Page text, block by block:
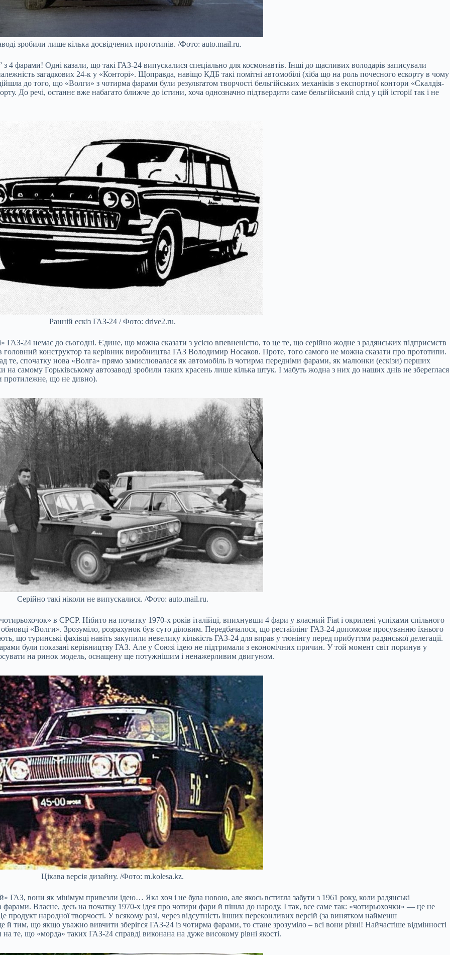
зробили лише кілька досвідчених прототипів. /Фото: auto.mail.ru.
4 фарами! Одні казали, що такі ГАЗ-24 випускалися спеціально для космонавтів. Інші до щасливих володарів записували
загадкових 24-к у «Конторі». Щоправда, навіщо КДБ такі помітні автомобілі (хіба що на роль почесного ескорту в чому
до того, що «Волги» з чотирма фарами були результатом творчості бельгійських механіків з експортної контори «Скалдія-
До речі, останнє вже набагато ближче до істини, хоча однозначно підтвердити саме бельгійський слід у цій історії так і не
Ранній ескіз ГАЗ-24 / Фото: drive2.ru.
ГАЗ-24 немає до сьогодні. Єдине, що можна сказати з усією впевненістю, то це те, що серійно жодне з радянських підприємств
головний конструктор та керівник виробництва ГАЗ Володимир Носаков. Проте, того самого не можна сказати про прототипи.
спочатку нова «Волга» прямо замислювалася як автомобіль із чотирма передніми фарами, як малюнки (ескізи) перших
на самому Горьківському автозаводі зробили таких красень лише кілька штук. І мабуть жодна з них до наших днів не збереглася
протилежне, що не дивно).
Серійно такі ніколи не випускалися. /Фото: auto.mail.ru.
в СРСР. Нібито на початку 1970-х років італійці, впихнувши 4 фари у власний Fiat і окрилені успіхами спільного
«Волги». Зрозуміло, розрахунок був суто діловим. Передбачалося, що рестайлінг ГАЗ-24 допоможе просуванню їхнього
що туринські фахівці навіть закупили невелику кількість ГАЗ-24 для вправ у тюнінгу перед прибуттям радянської делегації.
фарами були показані керівництву ГАЗ. Але у Союзі ідею не підтримали з економічних причин. У той момент світ поринув у
на ринок модель, оснащену ще потужнішим і ненажерливим двигуном.
Цікава версія дизайну. /Фото: m.kolesa.kz.
ГАЗ, вони як мінімум привезли ідею… Яка хоч і не була новою, але якось встигла забути з 1961 року, коли радянські
Власне, десь на початку 1970-х ідея про чотири фари й пішла до народу. І так, все саме так: «чотирьохочки» — це не
продукт народної творчості. У всякому разі, через відсутність інших переконливих версій (за винятком найменш
тим, що якщо уважно вивчити зберігся ГАЗ-24 із чотирма фарами, то стане зрозуміло – всі вони різні! Найчастіше відмінності
те, що «морда» таких ГАЗ-24 справді виконана на дуже високому рівні якості.